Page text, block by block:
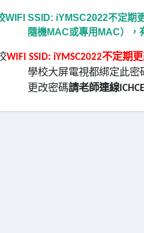
WIFI SSID: iYMSC2022不定期
隨機MAC或專用MAC），
WIFI SSID: iYMSC2022不定期
學校大屏電視都綁定此
更改密碼請老師連線